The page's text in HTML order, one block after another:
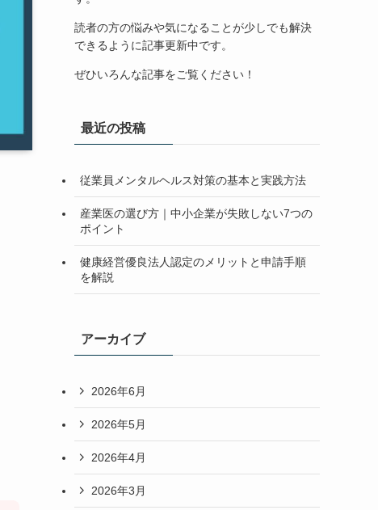
読者の方の悩みや気になることが少しでも解決
できるように記事更新中です。
ぜひいろんな記事をご覧ください！
最近の投稿
従業員メンタルヘルス対策の基本と実践方法
産業医の選び方｜中小企業が失敗しない7つの
ポイント
健康経営優良法人認定のメリットと申請手順
を解説
アーカイブ
2026年6月
2026年5月
2026年4月
2026年3月